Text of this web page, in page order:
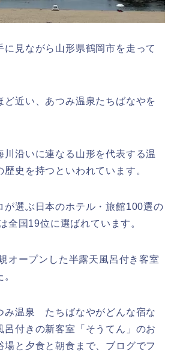
に見ながら山形県鶴岡市を走って
ど近い、あつみ温泉たちばなやを
川沿いに連なる山形を代表する温
史を持つといわれています。
が選ぶ日本のホテル・旅館100選の
全国19位に選ばれています。
オープンした半露天風呂付き客室
み温泉 たちばなやがどんな宿な
呂付きの新客室「そうてん」のお
場と夕食と朝食まで、ブログでフ